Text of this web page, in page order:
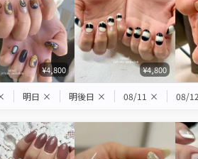
¥4,800 ¥4,800
明日 × 明後日 × 08/11 × 08/12